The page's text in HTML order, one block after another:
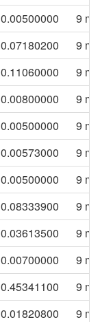
0.00500000
9
0.07180200
9
0.11060000
9
0.00800000
9
0.00500000
9
0.00573000
9
0.00500000
9
0.08333900
9
0.03613500
9
0.00700000
9
0.45341100
9
0.01820800
9